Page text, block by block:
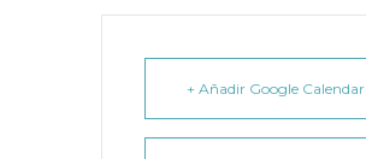
+ Añadir Google Calendar